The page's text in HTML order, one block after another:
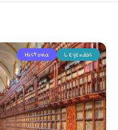
Historia Leyendas